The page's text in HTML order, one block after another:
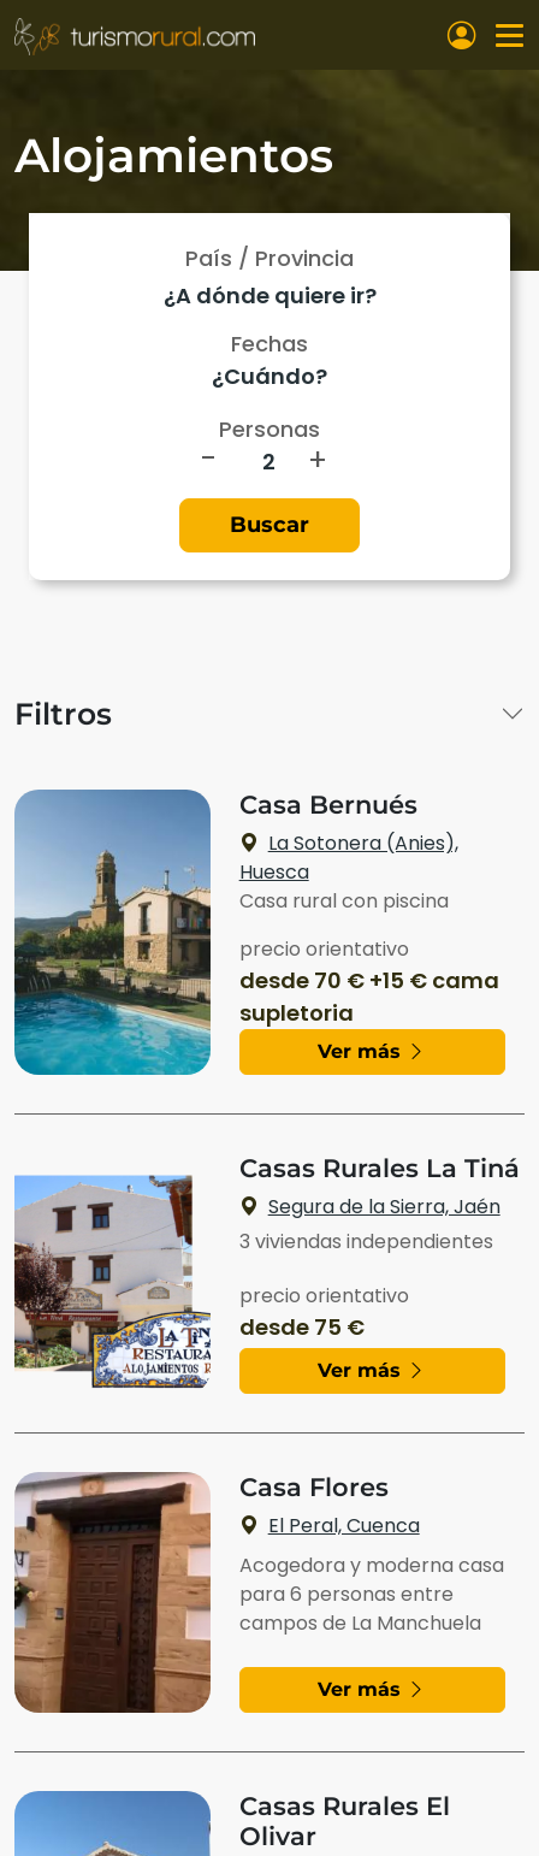
Pasar al contenido principal
Alojamientos
País / Provincia
Fechas
Personas
- +
Filtros
Casa Bernués
La Sotonera (Anies),
Huesca
Casa rural con piscina
precio orientativo
desde 70 € +15 € cama
supletoria
Ver más
Casas Rurales La Tiná
Segura de la Sierra, Jaén
3 viviendas independientes
precio orientativo
desde 75 €
Ver más
Casa Flores
El Peral, Cuenca
Acogedora y moderna casa
para 6 personas entre
campos de La Manchuela
Ver más
Casas Rurales El
Olivar